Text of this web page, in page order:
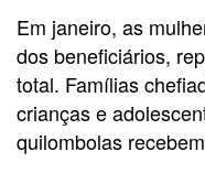
Em janeiro, as
dos beneficiários,
total. Famílias
crianças e
quilombolas